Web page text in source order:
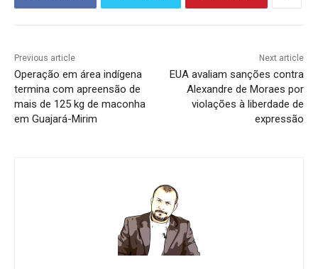
Previous article
Operação em área indígena
termina com apreensão de
mais de 125 kg de maconha
em Guajará-Mirim
Next article
EUA avaliam sanções contra
Alexandre de Moraes por
violações à liberdade de
expressão​